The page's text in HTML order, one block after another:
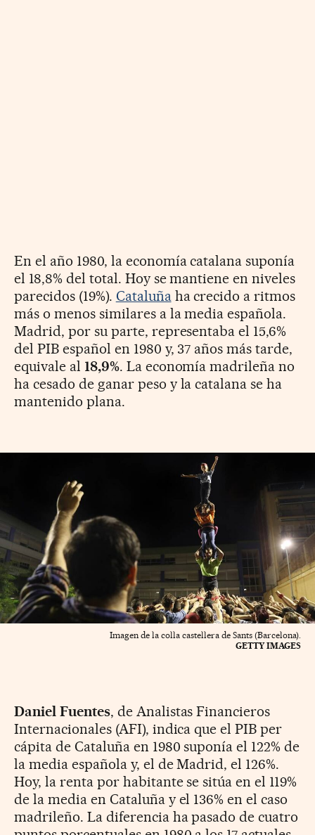
En el año 1980, la economía catalana suponía
el 18,8% del total. Hoy se mantiene en niveles
parecidos (19%). Cataluñaha crecido a ritmos
más o menos similares a la media española.
Madrid, por su parte, representaba el 15,6%
del PIB español en 1980 y, 37 años más tarde,
equivale al 18,9%. La economía madrileña no
ha cesado de ganar peso y la catalana se ha
mantenido plana.
Imagen de la colla castellera de Sants (Barcelona).
GETTY IMAGES
Daniel Fuentes, de Analistas Financieros
Internacionales (AFI), indica que el PIB per
cápita de Cataluña en 1980 suponía el 122% de
la media española y, el de Madrid, el 126%.
Hoy, la renta por habitante se sitúa en el 119%
de la media en Cataluña y el 136% en el caso
madrileño. La diferencia ha pasado de cuatro